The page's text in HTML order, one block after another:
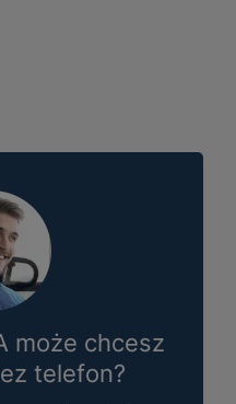
może chcesz
telefon?